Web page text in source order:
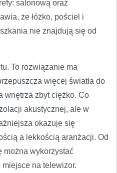
salonową oraz
że łóżko, pościel i
nie znajdują się od
To rozwiązanie ma
więcej światła do
wnętrza zbyt ciężko. Co
akustycznej, ale w
okazuje się
a lekkością aranżacji. Od
można wykorzystać
miejsce na telewizor.